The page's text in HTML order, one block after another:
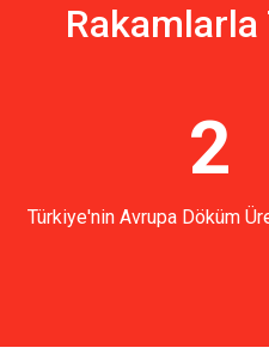
Rakamlarla
2
Türkiye'nin Avrupa Döküm